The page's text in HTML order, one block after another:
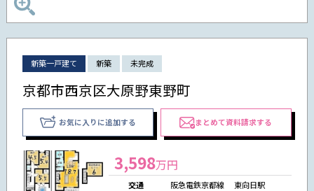
新築一戸建て 新築 未完成
京都市西京区大原野東野町
お気に入りに追加する まとめて資料請求する
3,598万円
交通
阪急電鉄京都線 東向日駅